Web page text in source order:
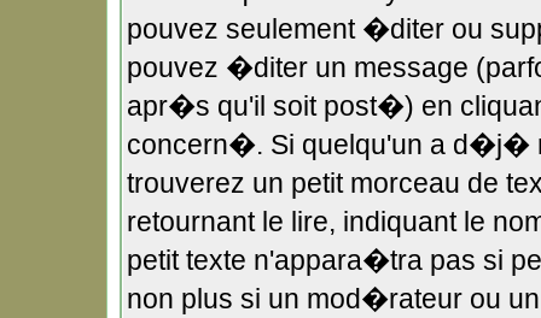
pouvez seulement �diter ou
pouvez �diter un message
apr�s qu'il soit post�) en
concern�. Si quelqu'un a d�j�
trouverez un petit morceau de
retournant le lire, indiquant le
petit texte n'appara�tra pas si
non plus si un mod�rateur ou